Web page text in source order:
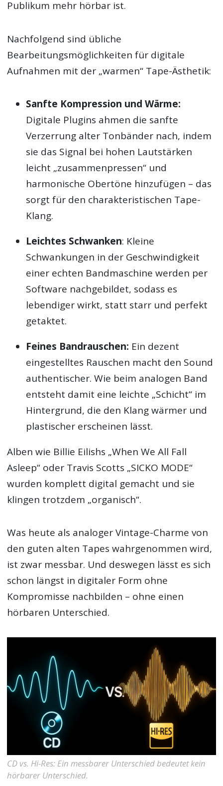
Publikum mehr hörbar ist.
Nachfolgend sind übliche
Bearbeitungsmöglichkeiten für digitale
Aufnahmen mit der „warmen“ Tape-Ästhetik:
Sanfte Kompression und Wärme:
Digitale Plugins ahmen die sanfte
Verzerrung alter Tonbänder nach, indem
sie das Signal bei hohen Lautstärken
leicht „zusammenpressen“ und
harmonische Obertöne hinzufügen – das
sorgt für den charakteristischen Tape-
Klang.
Leichtes Schwanken: Kleine
Schwankungen in der Geschwindigkeit
einer echten Bandmaschine werden per
Software nachgebildet, sodass es
lebendiger wirkt, statt starr und perfekt
getaktet.
Feines Bandrauschen: Ein dezent
eingestelltes Rauschen macht den Sound
authentischer. Wie beim analogen Band
entsteht damit eine leichte „Schicht“ im
Hintergrund, die den Klang wärmer und
plastischer erscheinen lässt.
Alben wie Billie Eilishs „When We All Fall
Asleep“ oder Travis Scotts „SICKO MODE“
wurden komplett digital gemacht und sie
klingen trotzdem „organisch“.
Was heute als analoger Vintage-Charme von
den guten alten Tapes wahrgenommen wird,
ist zwar messbar. Und deswegen lässt es sich
schon längst in digitaler Form ohne
Kompromisse nachbilden – ohne einen
hörbaren Unterschied.
CD vs. Hi-Res: Ein messbarer Unterschied bedeutet kein
hörbarer Unterschied.